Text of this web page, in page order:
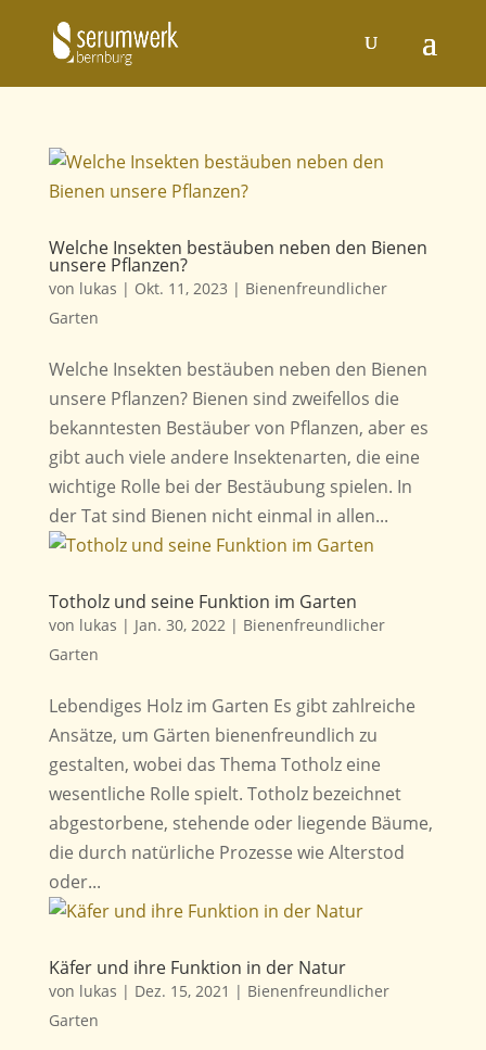
Welche Insekten bestäuben neben den Bienen
unsere Pflanzen?
von lukas | Okt. 11, 2023 | Bienenfreundlicher
Garten
Welche Insekten bestäuben neben den Bienen
unsere Pflanzen? Bienen sind zweifellos die
bekanntesten Bestäuber von Pflanzen, aber es
gibt auch viele andere Insektenarten, die eine
wichtige Rolle bei der Bestäubung spielen. In
der Tat sind Bienen nicht einmal in allen...
Totholz und seine Funktion im Garten
von lukas | Jan. 30, 2022| Bienenfreundlicher
Garten
Lebendiges Holz im Garten Es gibt zahlreiche
Ansätze, um Gärten bienenfreundlich zu
gestalten, wobei das Thema Totholz eine
wesentliche Rolle spielt. Totholz bezeichnet
abgestorbene, stehende oder liegende Bäume,
die durch natürliche Prozesse wie Alterstod
oder...
Käfer und ihre Funktion in der Natur
von lukas | Dez. 15, 2021 | Bienenfreundlicher
Garten